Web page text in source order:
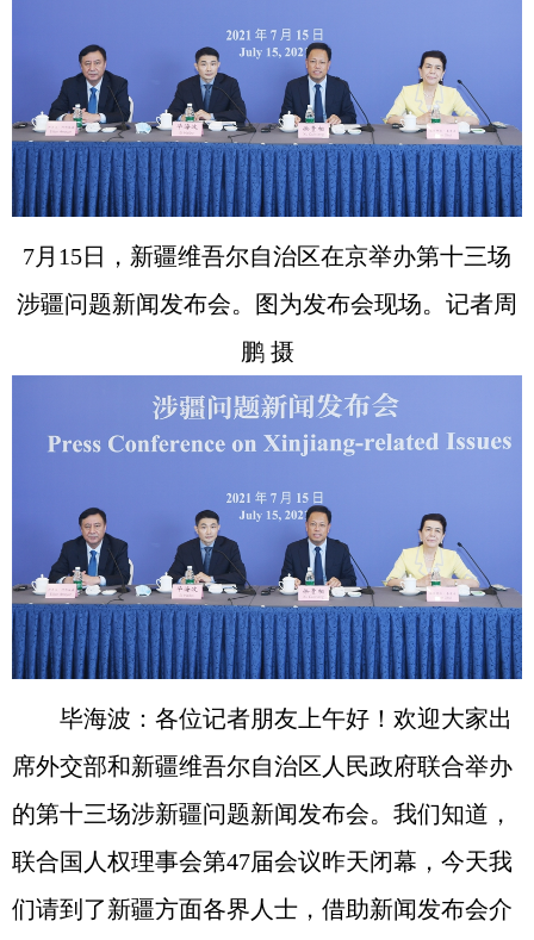
7月15日，新疆维吾尔自治区在京举办第十三场
涉疆问题新闻发布会。图为发布会现场。记者周
鹏 摄
毕海波：各位记者朋友上午好！欢迎大家出
席外交部和新疆维吾尔自治区人民政府联合举办
的第十三场涉新疆问题新闻发布会。我们知道，
联合国人权理事会第47届会议昨天闭幕，今天我
们请到了新疆方面各界人士，借助新闻发布会介